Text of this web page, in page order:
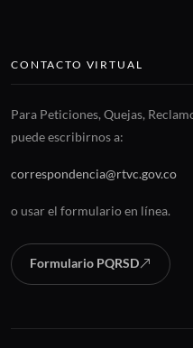
CONTACTO VIRTUAL
Para Peticiones, Quejas,
puede escribirnos a:
correspondencia@rtvc.gov.co
o usar el formulario en línea.
Formulario PQRSD